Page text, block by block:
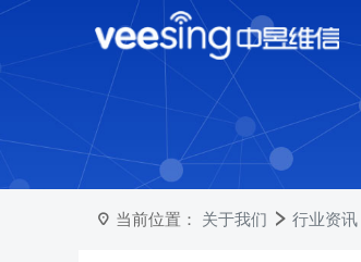
当前位置： 关于我们 行业资讯